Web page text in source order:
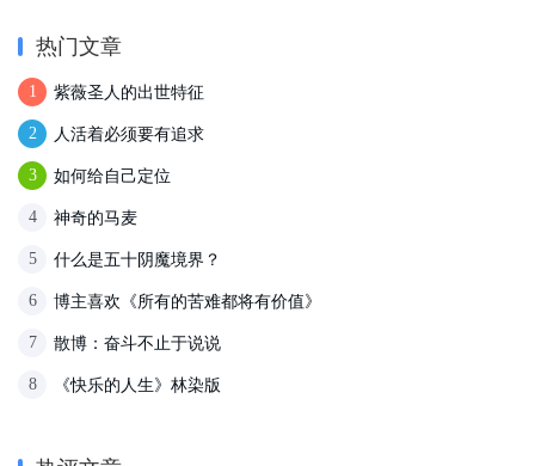
热门文章
1 紫薇圣人的出世特征
2 人活着必须要有追求
3 如何给自己定位
4 神奇的马麦
5 什么是五十阴魔境界？
6 博主喜欢《所有的苦难都将有价值》
7 散博：奋斗不止于说说
8 《快乐的人生》林染版